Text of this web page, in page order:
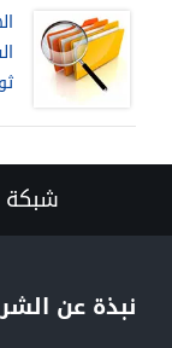
شبكة
نبذة عن